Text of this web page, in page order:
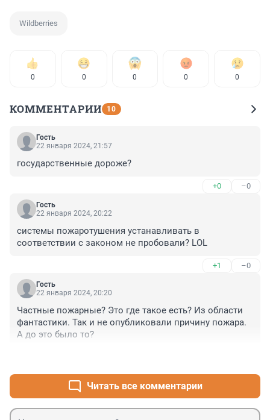
Wildberries
0 0 0 0 0
КОММЕНТАРИИ 10
Гость
22 января 2024, 21:57
государственные дороже?
+0 –0
Гость
22 января 2024, 20:22
системы пожаротушения устанавливать в
соответствии с законом не пробовали? LOL
+1 –0
Гость
22 января 2024, 20:20
Частные пожарные? Это где такое есть? Из области
фантастики. Так и не опубликовали причину пожара.
А до это было то?
Читать все комментарии